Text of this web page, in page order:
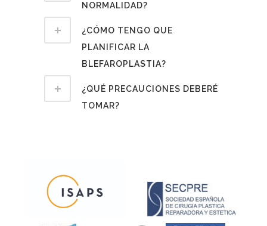
NORMALIDAD?
¿CÓMO TENGO QUE
PLANIFICAR LA
BLEFAROPLASTIA?
¿QUÉ PRECAUCIONES DEBERÉ
TOMAR?